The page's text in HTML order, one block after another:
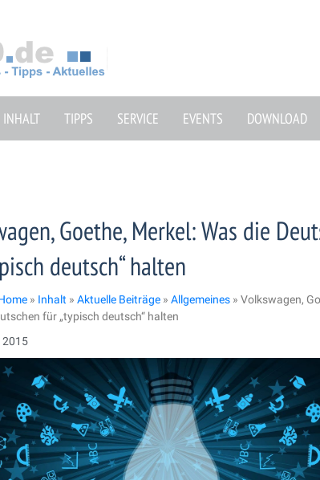
INHALT TIPPS SERVICE EVENTS DOWNLOAD
Goethe, Merkel: Was die
deutsch“ halten
» Inhalt » Aktuelle Beiträge » Allgemeines » Volkswagen,
für „typisch deutsch“ halten
2015